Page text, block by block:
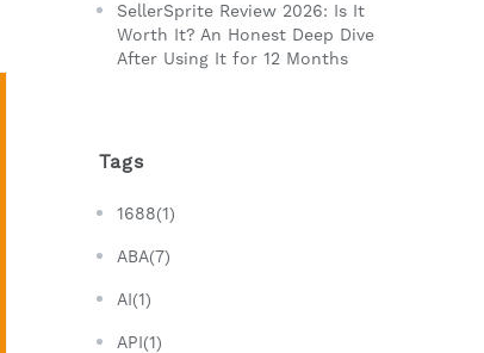
SellerSprite Review 2026: Is It
Worth It? An Honest Deep Dive
After Using It for 12 Months
Tags
1688(1)
ABA(7)
AI(1)
API(1)